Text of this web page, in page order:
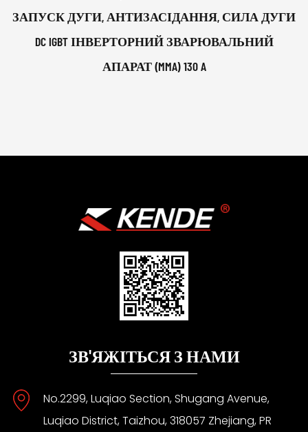
ЗАПУСК ДУГИ, АНТИЗАСІДАННЯ, СИЛА ДУГИ
DC IGBT ІНВЕРТОРНИЙ ЗВАРЮВАЛЬНИЙ
АПАРАТ (MMA) 130 A
ЗВ'ЯЖІТЬСЯ З НАМИ
No.2299, Luqiao Section, Shugang Avenue,
Luqiao District, Taizhou, 318057 Zhejiang, PR